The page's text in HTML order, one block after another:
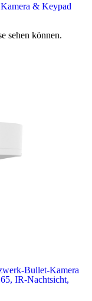
& Keypad
sehen können.
Bullet-Kamera
IR-Nachtsicht,